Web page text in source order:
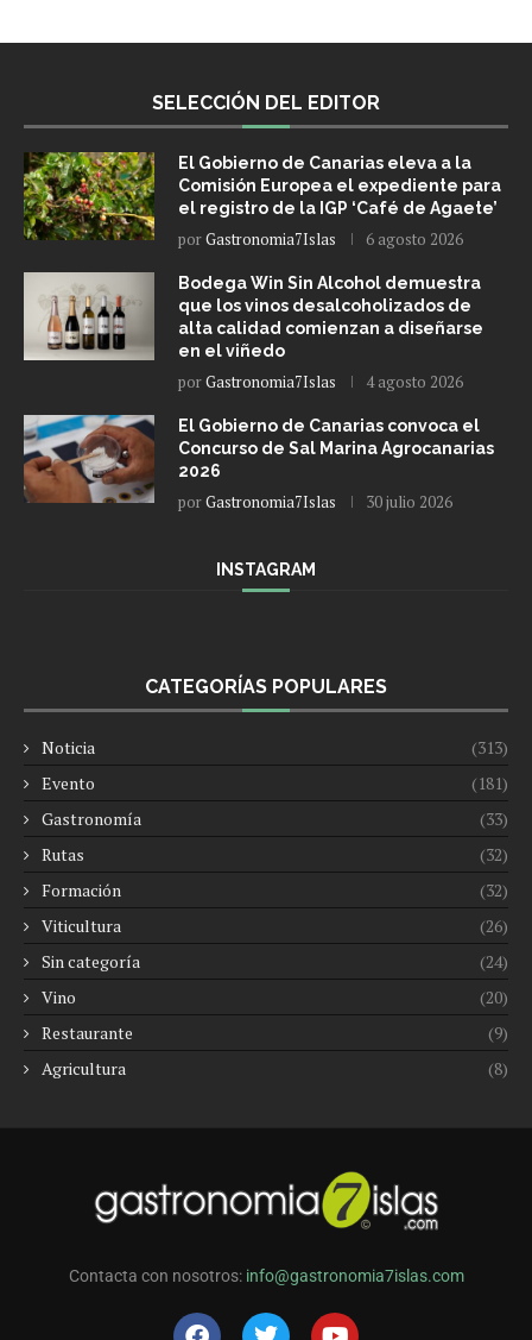
SELECCIÓN DEL EDITOR
El Gobierno de Canarias eleva a la
Comisión Europea el expediente para
el registro de la IGP ‘Café de Agaete’
porGastronomia7Islas 6 agosto 2026
Bodega Win Sin Alcohol demuestra
que los vinos desalcoholizados de
alta calidad comienzan a diseñarse
en el viñedo
porGastronomia7Islas 4 agosto 2026
El Gobierno de Canarias convoca el
Concurso de Sal Marina Agrocanarias
2026
porGastronomia7Islas 30 julio 2026
INSTAGRAM
CATEGORÍAS POPULARES
Noticia
(313)
Evento
(181)
Gastronomía
(33)
Rutas
(32)
Formación
(32)
Viticultura
(26)
Sin categoría
(24)
Vino
(20)
Restaurante
(9)
Agricultura
(8)
Contacta con nosotros: info@gastronomia7islas.com